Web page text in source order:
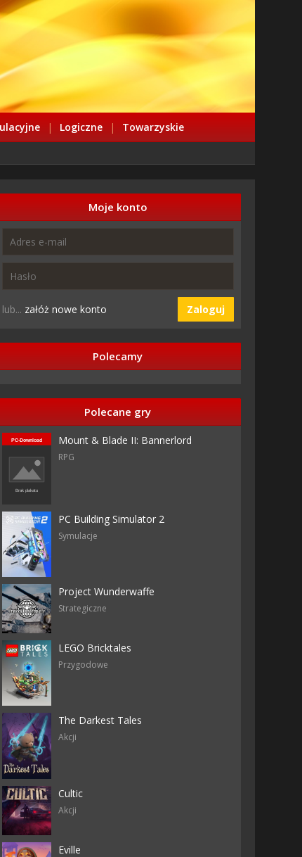
| Logiczne | Towarzyskie
Moje konto
lub... załóż nowe konto Zaloguj
Polecamy
Polecane gry
Mount & Blade II: Bannerlord
RPG
PC Building Simulator 2
Symulacje
Project Wunderwaffe
Strategiczne
LEGO Bricktales
Przygodowe
The Darkest Tales
Akcji
Cultic
Akcji
Eville